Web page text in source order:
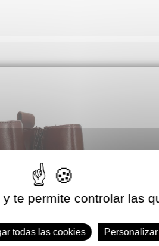
te permite controlar las
todas las cookies Personalizar